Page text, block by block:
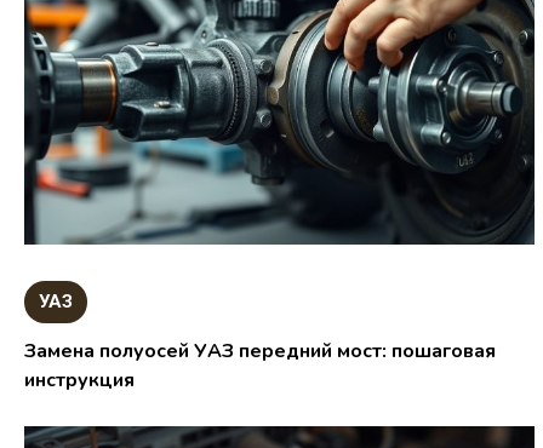
УАЗ
Замена полуосей УАЗ передний мост: пошаговая
инструкция